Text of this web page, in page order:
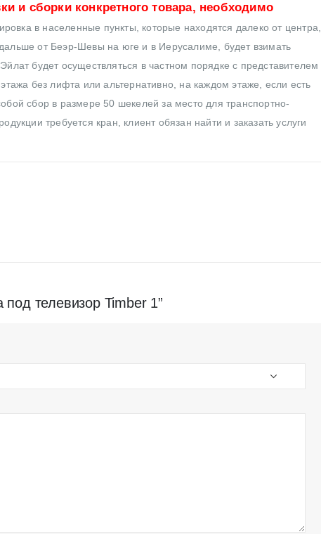
и сборки конкретного товара, необходимо
в населенные пункты, которые находятся далеко от центра,
от Беэр-Шевы на юге и в Иерусалиме, будет взимать
будет осуществляться в частном порядке с представителем
без лифта или альтернативно, на каждом этаже, если есть
сбор в размере 50 шекелей за место для транспортно-
требуется кран, клиент обязан найти и заказать услуги
телевизор Timber 1”